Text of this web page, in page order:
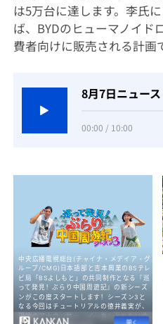
は5万台に達します。李氏
ば、BYDのヒューマノイド
費者向けに販売される計画
8月7日ニュース
00:00 / 10:00